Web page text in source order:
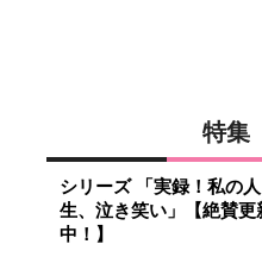
特集
シリーズ 「実録！私の人
生、泣き笑い」【絶賛更
中！】